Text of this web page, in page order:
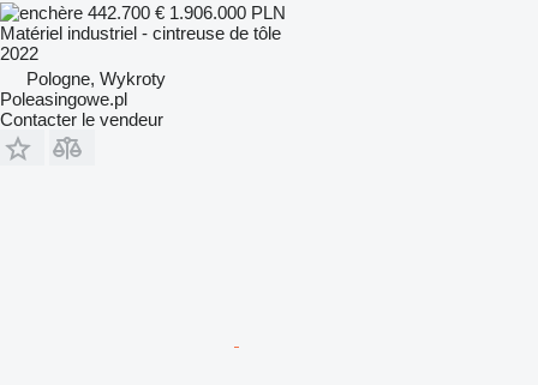
442.700 € 1.906.000 PLN
Matériel industriel - cintreuse de tôle
2022
Pologne, Wykroty
Poleasingowe.pl
Contacter le vendeur